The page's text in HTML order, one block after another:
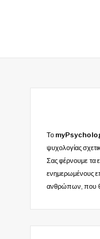
Το
ψυχολογίας
Σας φέρνουμε τα
ενημερωμένους
ανθρώπων, που